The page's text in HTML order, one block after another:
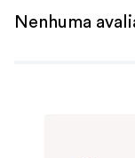
Nenhuma